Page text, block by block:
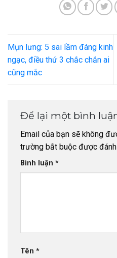
Mụn lưng: 5 sai lầm đáng kinh
ngạc, điều thứ 3 chắc chắn ai
cũng mắc
Để lại một bình
Email của bạn sẽ không
trường bắt buộc được
Bình luận *
Tên *